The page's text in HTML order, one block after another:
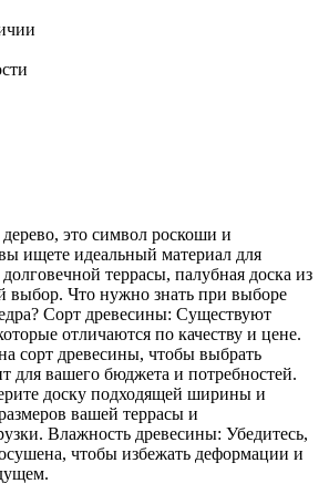
это символ роскоши и
ищете идеальный материал для
террасы, палубная доска из
выбор. Что нужно знать при выборе
Сорт древесины: Существуют
отличаются по качеству и цене.
сорт древесины, чтобы выбрать
для вашего бюджета и потребностей.
доску подходящей ширины и
вашей террасы и
Влажность древесины: Убедитесь,
чтобы избежать деформации и